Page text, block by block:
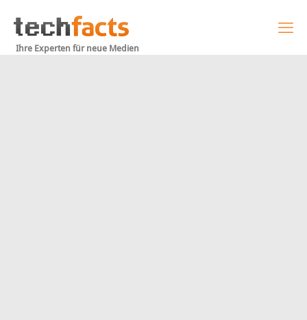
Ihre Experten für neue Medien